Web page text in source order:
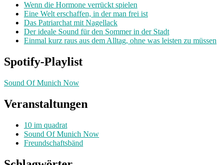
Wenn die Hormone verrückt spielen
Eine Welt erschaffen, in der man frei ist
Das Patriarchat mit Nagellack
Der ideale Sound für den Sommer in der Stadt
Einmal kurz raus aus dem Alltag, ohne was leisten zu müssen
Spotify-Playlist
Sound Of Munich Now
Veranstaltungen
10 im quadrat
Sound Of Munich Now
Freundschaftsbänd